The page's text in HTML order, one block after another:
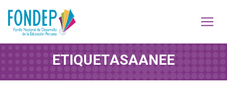
ETIQUETASAANEE